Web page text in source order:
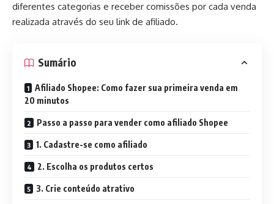
diferentes categorias e receber comissões por cada venda
realizada através do seu link de afiliado.
Sumário
Afiliado Shopee: Como fazer sua primeira venda em
20 minutos
Passo a passo para vender como afiliado Shopee
1. Cadastre-se como afiliado
2. Escolha os produtos certos
3. Crie conteúdo atrativo